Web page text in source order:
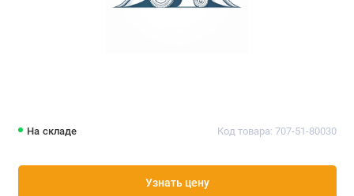
На складе Код товара: 707-51-80030
Узнать цену